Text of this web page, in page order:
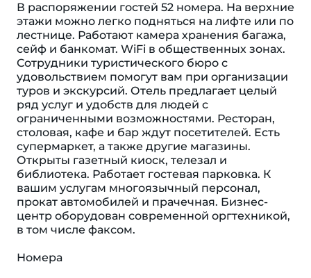
В распоряжении гостей 52 номера. На верхние
этажи можно легко подняться на лифте или по
лестнице. Работают камера хранения багажа,
сейф и банкомат. WiFi в общественных зонах.
Сотрудники туристического бюро с
удовольствием помогут вам при организации
туров и экскурсий. Отель предлагает целый
ряд услуг и удобств для людей с
ограниченными возможностями. Ресторан,
столовая, кафе и бар ждут посетителей. Есть
супермаркет, а также другие магазины.
Открыты газетный киоск, телезал и
библиотека. Работает гостевая парковка. К
вашим услугам многоязычный персонал,
прокат автомобилей и прачечная. Бизнес-
центр оборудован современной оргтехникой,
в том числе факсом.
Номера